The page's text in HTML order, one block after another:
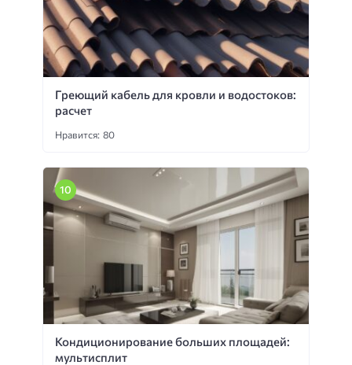
Греющий кабель для кровли и водостоков:
расчет
Нравится: 80
Кондиционирование больших площадей:
мультисплит